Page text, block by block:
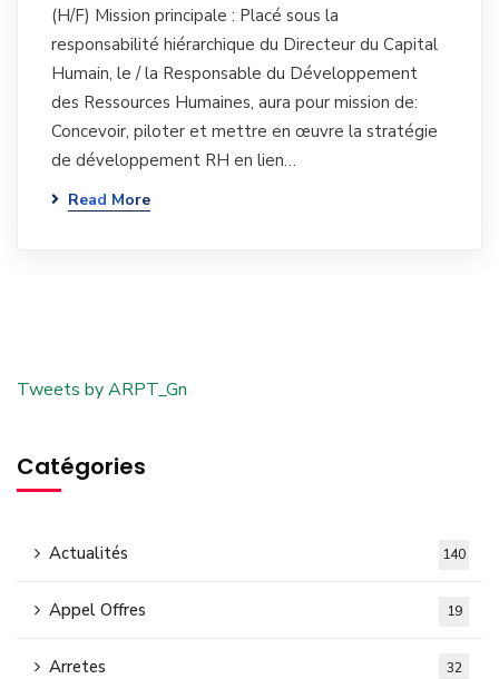
(H/F) Mission principale : Placé sous la
responsabilité hiérarchique du Directeur du Capital
Humain, le / la Responsable du Développement
des Ressources Humaines, aura pour mission de:
Concevoir, piloter et mettre en œuvre la stratégie
de développement RH en lien…
Read More
Tweets by ARPT_Gn
Catégories
Actualités 140
Appel Offres 19
Arretes 32